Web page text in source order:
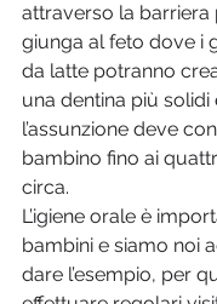
attraverso la barriera
giunga al feto dove i
da latte potranno
una dentina più solidi
l’assunzione deve
bambino fino ai
circa.
L’igiene orale è
bambini e siamo noi
dare l’esempio, per